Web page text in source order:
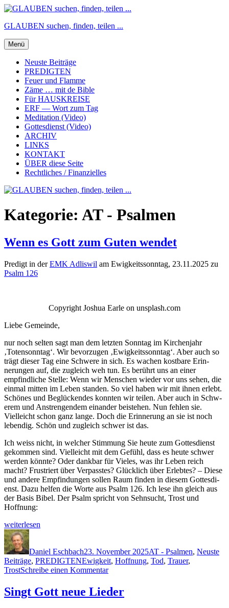
Zum
springen
GLAUBEN suchen, finden, teilen ...
Menü
Neuste Beiträge
PREDIGTEN
Feuer und Flamme
Zäme … mit de Bible
Für HAUSKREISE
ERF — Wort zum Tag
Meditation (Video)
Gottesdienst (Video)
ARCHIV
LINKS
KONTAKT
ÜBER diese Seite
Rechtliches / Finanzielles
Kategorie: AT - Psalmen
Wenn es Gott zum Guten wendet
Predigt in derEMK Adliswil am Ewigkeitsson­ntag, 23.11.2025 zu
Psalm 126
Copy­right Joshua Ear­le on unsplash.com
Liebe Gemeinde,
nur noch sel­ten sagt man dem let­zten Son­ntag im Kirchen­jahr
‚Toten­son­ntag‘. Wir bevorzu­gen ‚Ewigkeitsson­ntag‘. Aber auch so
trägt dieser Tag eine Schwere in sich. Es wachen kost­bare Erin­
nerun­gen auf, die zugle­ich weh tun. Es berührt uns an ein­er
empfind­liche Stelle: Wenn wir Men­schen wieder vor uns sehen, die
ein­mal mit­ten im Leben standen. So viel haben wir mit ihnen erlebt.
Schönes und Beglück­endes kon­nten wir teilen. Aber auch in Schw­
erem und Anstren­gen­dem einan­der beis­te­hen. Nun fehlen sie.
Vielle­icht schon ganz lange. Doch die Erin­nerung an sie ist noch
lebendig. Schön und zugle­ich schw­er ist das.
Ich weiss nicht, in welch­er Stim­mung Sie heute zum Gottes­di­enst
gekom­men sind. Vielle­icht mit dem Gefühl, dass es heute schw­er
wer­den kön­nte? Oder dankbar für Vieles, was ihr Leben reich
macht? Frus­tri­ert über Ver­passtes? Glück­lich über Erlebtes? – Diese
und andere Empfind­un­gen sollen Raum find­en in diesem Gottes­di­
enst. Dazu helfen die Worte aus Psalm 126. Ich lese ihn gle­ich aus
der Basis Bibel. Der Psalm spricht von Sehn­sucht, Trost und
Hoffnung:
„Wenn
es
Gott
zum
Guten
wen­
weit­er­lesen
Autor
Daniel Eschbach23. November 2025AT - Psalmen, Neuste
Beiträge, PREDIGTENSchlagwörter
Ewigkeit, Hoffnung, Tod, Trauer,
TrostSchreibe einen Kommentarzu
es
Gott
Singt Gott neue Lieder